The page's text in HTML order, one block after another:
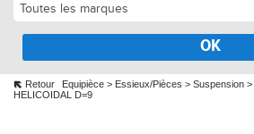
Toutes les marques
OK
Retour Equipièce > Essieux/Pièces > Suspension >
HELICOIDAL D=9